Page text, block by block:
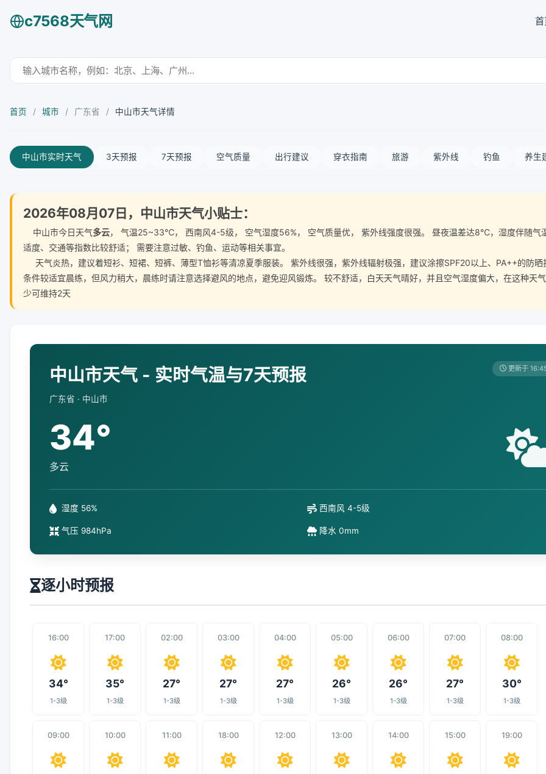
c7568天气网
首页 / 城市 / 广东省 / 中山市天气详情
中山市实时天气 3天预报 7天预报 空气质量 出行建议 穿衣指南 旅游 紫外线 钓鱼 养生
2026年08月07日，中山市天气小贴士：
中山市今日天气多云， 气温25~33℃， 西南风4-5级， 空气湿度56%， 空气质量优， 紫外线强度很强。 昼夜温差达8℃，湿度伴随气
适度、交通等指数比较舒适； 需要注意过敏、钓鱼、运动等相关事宜。
天气炎热，建议着短衫、短裙、短裤、薄型T恤衫等清凉夏季服装。 紫外线很强，紫外线辐射极强，建议涂擦SPF20以上、PA++的防
条件较适宜晨练，但风力稍大，晨练时请注意选择避风的地点，避免迎风锻炼。 较不舒适，白天天气晴好，并且空气湿度偏大，在这种天
少可维持2天
中山市天气 - 实时气温与7天预报
广东省 · 中山市
更新于
34°
多云
湿度 56% 西南风 4-5级
气压 984hPa 降水 0mm
逐小时预报
16:00
34°
1-3级
17:00
35°
1-3级
02:00
27°
1-3级
03:00
27°
1-3级
04:00
27°
1-3级
05:00
26°
1-3级
06:00
26°
1-3级
07:00
27°
1-3级
08:00
30°
1-3级
09:00 10:00 11:00 18:00 12:00 13:00 14:00 15:00 19:00